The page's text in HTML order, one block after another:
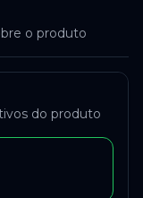
o produto
do produto